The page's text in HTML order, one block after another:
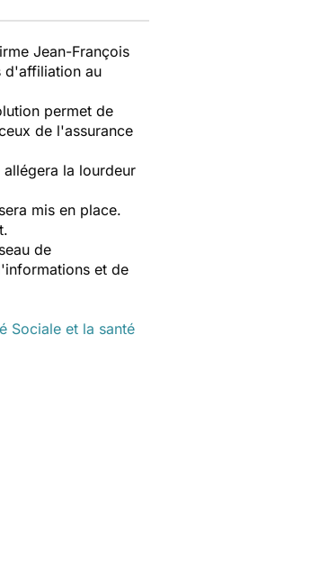
Jean-François
d'affiliation au
permet de
de l'assurance
la lourdeur
mis en place.
de
et de
Sociale et la santé